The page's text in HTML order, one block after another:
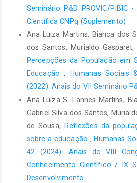
Seminário P&D PROVIC/
Científica CNPq (Suplemento)
Ana Luiza Martins, Bianca dos
dos Santos, Murialdo
Percepções da População em
Educação,
Humanas Sociais
(2022): Anais do VII Seminário
Ana Luiza S. Lannes Martins,
Gabriel Silva dos Santos,
de Sousa,
Reflexões da
sobre a educação , Humanas
42 (2024): Anais do VIII
Conhecimento Científico / IX
Desenvolvimento